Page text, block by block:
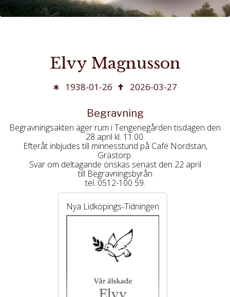
Elvy Magnusson
1938-01-26 2026-03-27
Begravning
Begravningsakten äger rum i Tengenegården tisdagen den
28 april kl. 11.00.
Efteråt inbjudes till minnesstund på Café Nordstan,
Grästorp.
Svar om deltagande önskas senast den 22 april
till Begravningsbyrån
tel. 0512-100 59.
Nya Lidköpings-Tidningen